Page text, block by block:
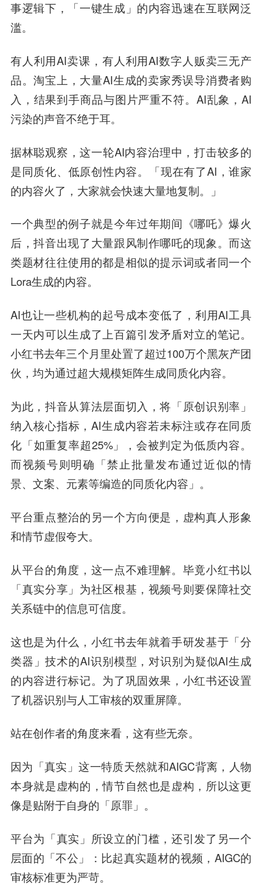
事逻辑下，「一键生成」的内容迅速在互联网泛
滥。
有人利用AI卖课，有人利用AI数字人贩卖三无产
品。淘宝上，大量AI生成的卖家秀误导消费者购
入，结果到手商品与图片严重不符。AI乱象，AI
污染的声音不绝于耳。
据林聪观察，这一轮AI内容治理中，打击较多的
是同质化、低原创性内容。「现在有了AI，谁家
的内容火了，大家就会快速大量地复制。」
一个典型的例子就是今年过年期间《哪吒》爆火
后，抖音出现了大量跟风制作哪吒的现象。而这
类题材往往使用的都是相似的提示词或者同一个
Lora生成的内容。
AI也让一些机构的起号成本变低了，利用AI工具
一天内可以生成了上百篇引发矛盾对立的笔记。
小红书去年三个月里处置了超过100万个黑灰产团
伙，均为通过超大规模矩阵生成同质化内容。
为此，抖音从算法层面切入，将「原创识别率」
纳入核心指标，AI生成内容若未标注或存在同质
化「如重复率超25%」，会被判定为低质内容。
而视频号则明确「禁止批量发布通过近似的情
景、文案、元素等编造的同质化内容」。
平台重点整治的另一个方向便是，虚构真人形象
和情节虚假夸大。
从平台的角度，这一点不难理解。毕竟小红书以
「真实分享」为社区根基，视频号则要保障社交
关系链中的信息可信度。
这也是为什么，小红书去年就着手研发基于「分
类器」技术的AI识别模型，对识别为疑似AI生成
的内容进行标记。为了巩固效果，小红书还设置
了机器识别与人工审核的双重屏障。
站在创作者的角度来看，这有些无奈。
因为「真实」这一特质天然就和AIGC背离，人物
本身就是虚构的，情节自然也是虚构，所以这更
像是贴附于自身的「原罪」。
平台为「真实」所设立的门槛，还引发了另一个
层面的「不公」：比起真实题材的视频，AIGC的
审核标准更为严苛。